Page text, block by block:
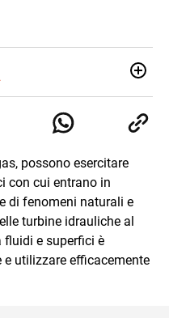
a Milano e in Brianza.
e sport come rugby,
possono esercitare
con cui entrano in
di fenomeni naturali e
turbine idrauliche al
fluidi e superfici è
utilizzare efficacemente